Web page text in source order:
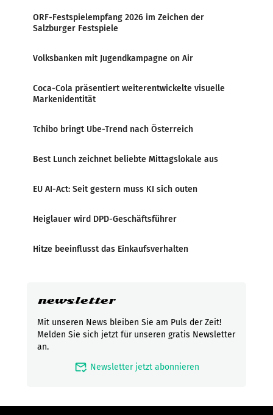
ORF-Festspielempfang 2026 im Zeichen der
Salzburger Festspiele
Volksbanken mit Jugendkampagne on Air
Coca-Cola präsentiert weiterentwickelte visuelle
Markenidentität
Tchibo bringt Ube-Trend nach Österreich
Best Lunch zeichnet beliebte Mittagslokale aus
EU AI-Act: Seit gestern muss KI sich outen
Heiglauer wird DPD-Geschäftsführer
Hitze beeinflusst das Einkaufsverhalten
newsletter
Mit unseren News bleiben Sie am Puls der Zeit!
Melden Sie sich jetzt für unseren gratis Newsletter
an.
mark_email_read Newsletter jetzt abonnieren